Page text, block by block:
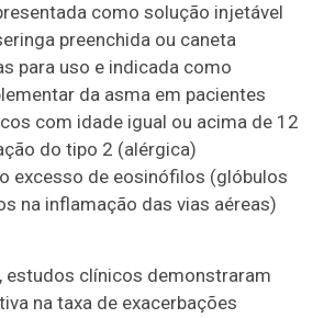
como solução injetável
preenchida ou caneta
para uso e indicada como
da asma em pacientes
com idade igual ou acima de 12
do tipo 2 (alérgica)
excesso de eosinófilos (glóbulos
na inflamação das vias aéreas)
estudos clínicos demonstraram
na taxa de exacerbações